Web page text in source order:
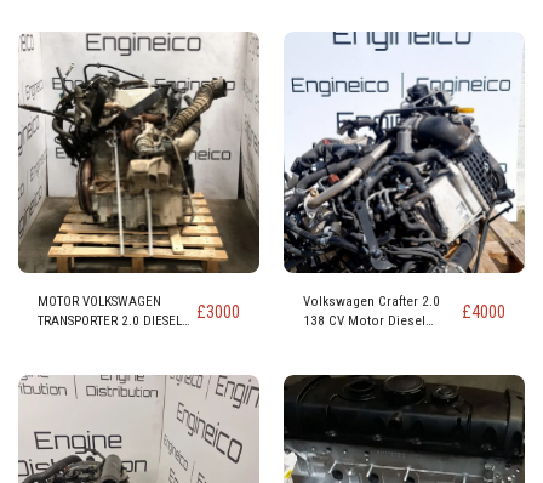
BZB
MOTOR VOLKSWAGEN
TRANSPORTER 2.0 DIESEL
£3000
Volkswagen Crafter 2.0
138 CV Motor Diesel
£4000